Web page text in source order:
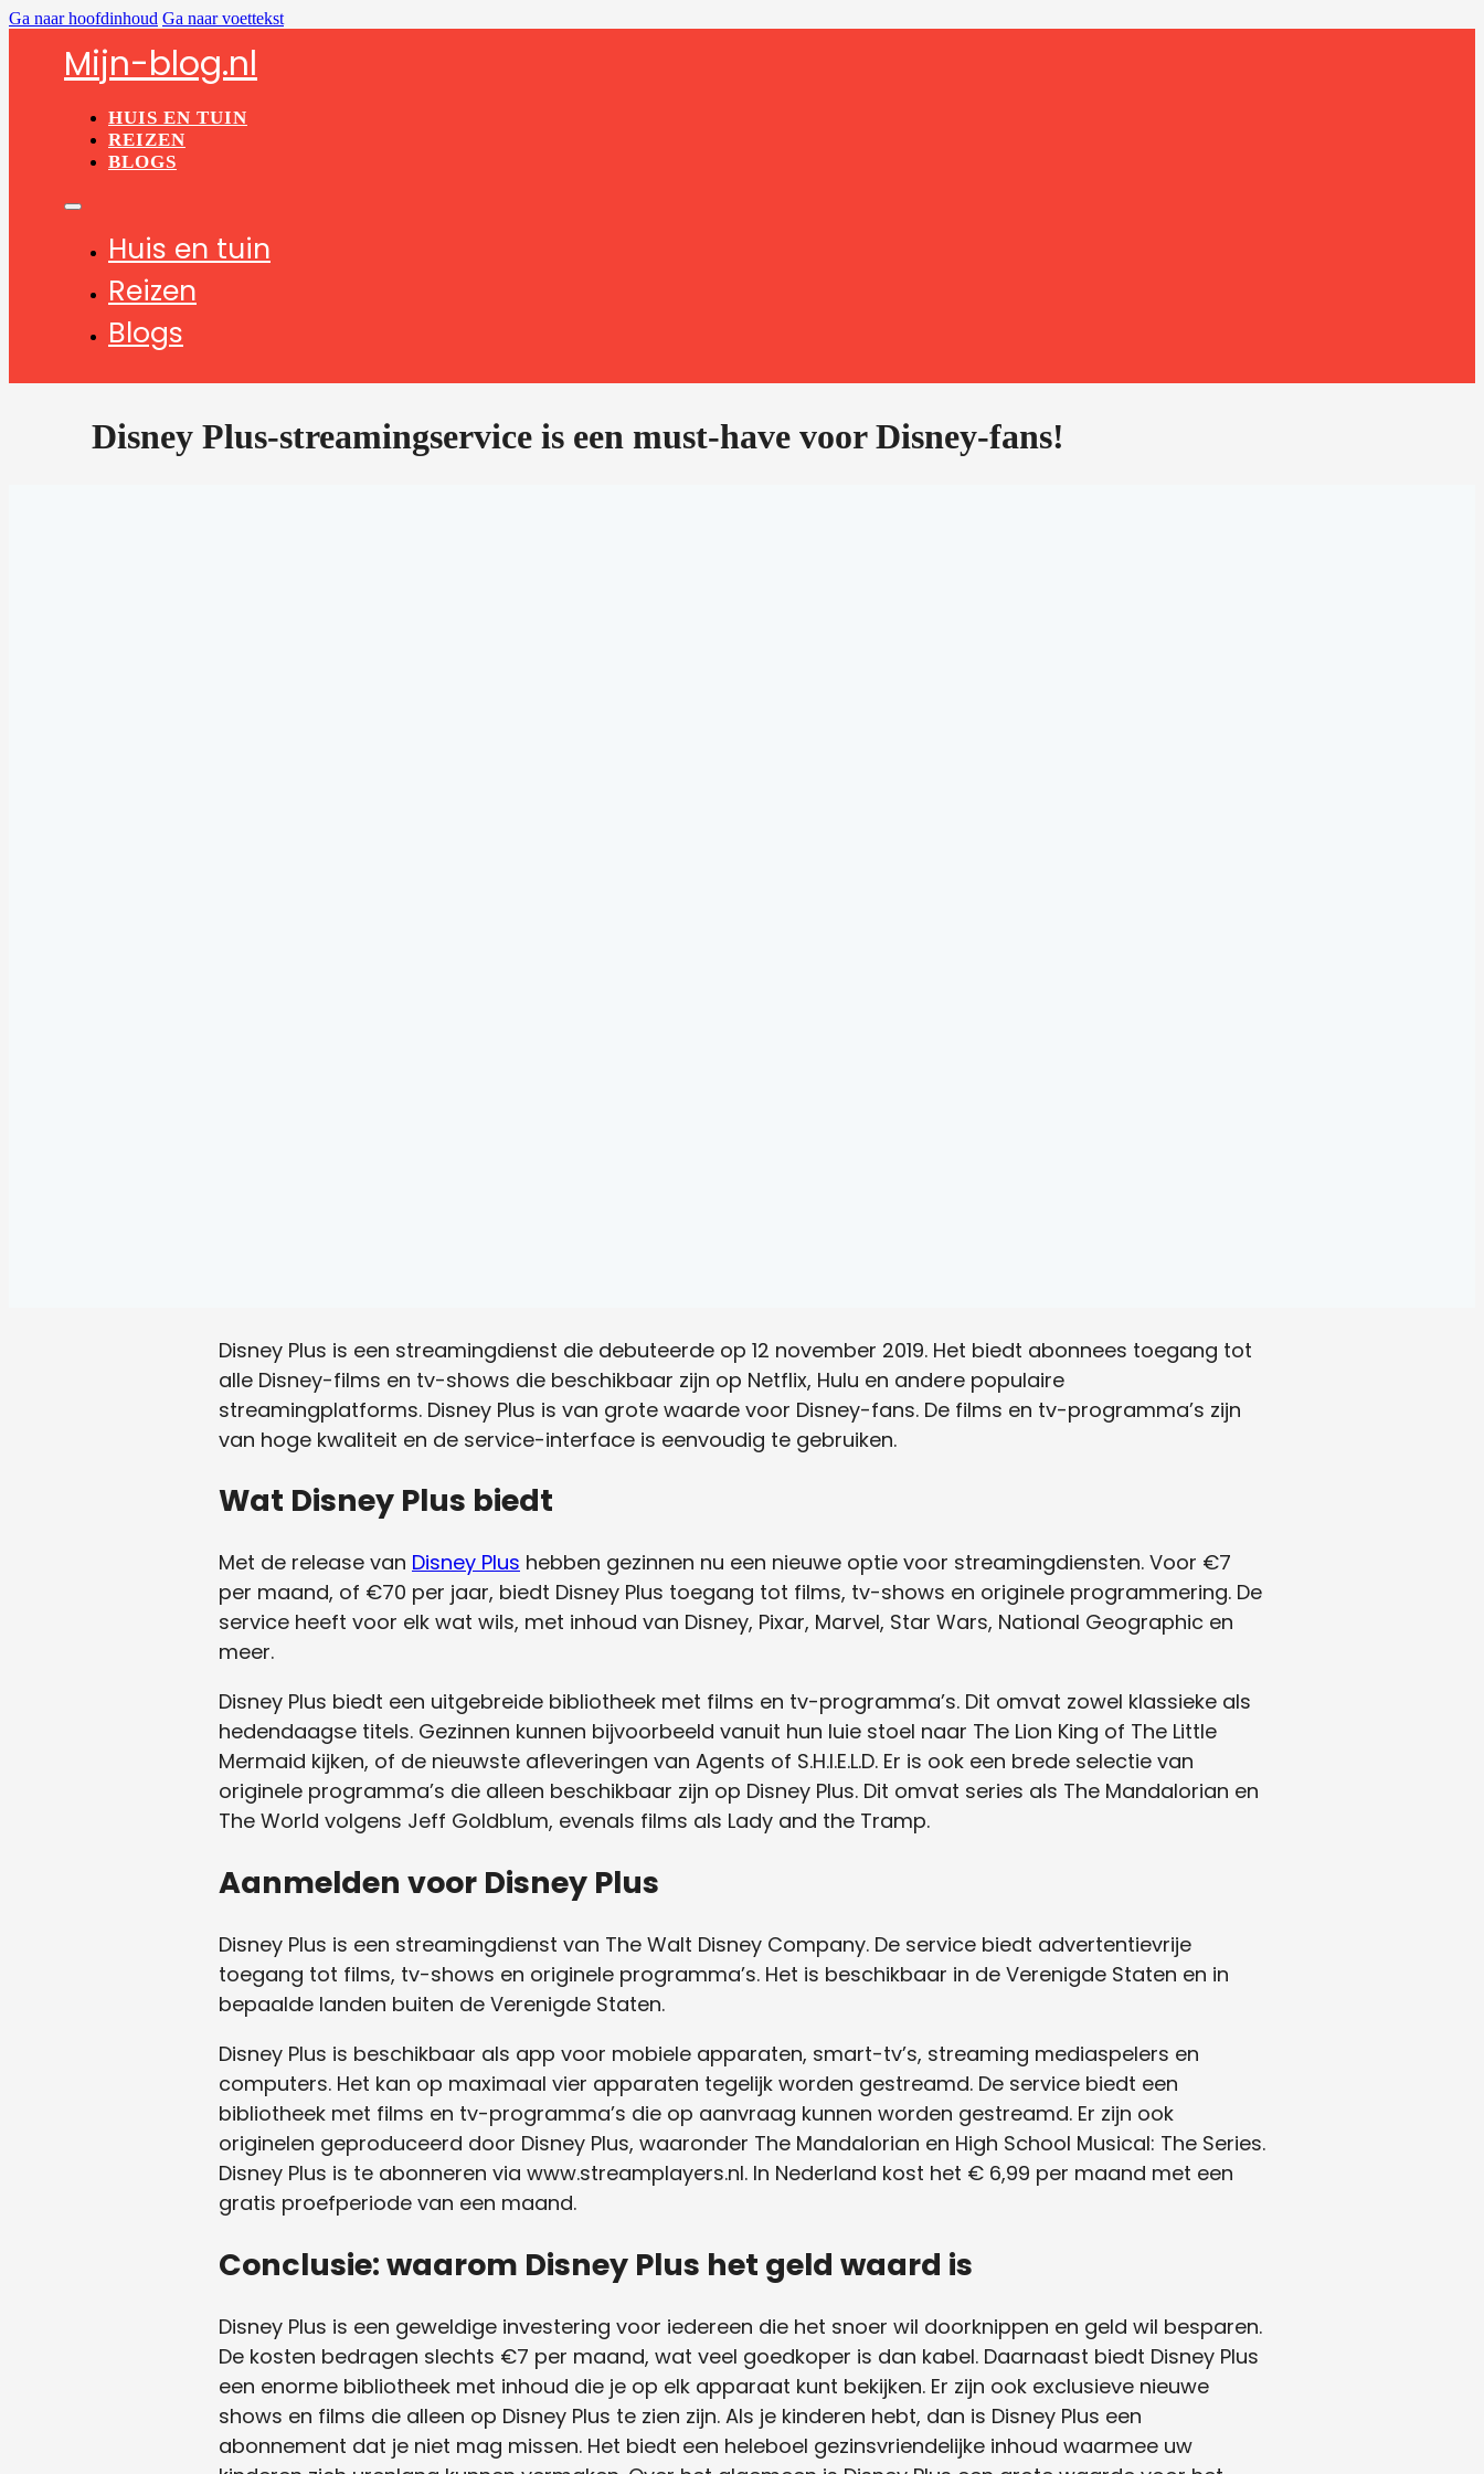
Ga naar hoofdinhoud Ga naar voettekst
Mijn-blog.nl
HUIS EN TUIN
REIZEN
BLOGS
Huis en tuin
Reizen
Blogs
Disney Plus-streamingservice is een must-have voor Disney-fans!
Disney Plus is een streamingdienst die debuteerde op 12 november 2019. Het biedt abonnees toegang tot
alle Disney-films en tv-shows die beschikbaar zijn op Netflix, Hulu en andere populaire
streamingplatforms. Disney Plus is van grote waarde voor Disney-fans. De films en tv-programma’s zijn
van hoge kwaliteit en de service-interface is eenvoudig te gebruiken.
Wat Disney Plus biedt
Met de release van Disney Plus hebben gezinnen nu een nieuwe optie voor streamingdiensten. Voor €7
per maand, of €70 per jaar, biedt Disney Plus toegang tot films, tv-shows en originele programmering. De
service heeft voor elk wat wils, met inhoud van Disney, Pixar, Marvel, Star Wars, National Geographic en
meer.
Disney Plus biedt een uitgebreide bibliotheek met films en tv-programma’s. Dit omvat zowel klassieke als
hedendaagse titels. Gezinnen kunnen bijvoorbeeld vanuit hun luie stoel naar The Lion King of The Little
Mermaid kijken, of de nieuwste afleveringen van Agents of S.H.I.E.L.D. Er is ook een brede selectie van
originele programma’s die alleen beschikbaar zijn op Disney Plus. Dit omvat series als The Mandalorian en
The World volgens Jeff Goldblum, evenals films als Lady and the Tramp.
Aanmelden voor Disney Plus
Disney Plus is een streamingdienst van The Walt Disney Company. De service biedt advertentievrije
toegang tot films, tv-shows en originele programma’s. Het is beschikbaar in de Verenigde Staten en in
bepaalde landen buiten de Verenigde Staten.
Disney Plus is beschikbaar als app voor mobiele apparaten, smart-tv’s, streaming mediaspelers en
computers. Het kan op maximaal vier apparaten tegelijk worden gestreamd. De service biedt een
bibliotheek met films en tv-programma’s die op aanvraag kunnen worden gestreamd. Er zijn ook
originelen geproduceerd door Disney Plus, waaronder The Mandalorian en High School Musical: The Series.
Disney Plus is te abonneren via www.streamplayers.nl. In Nederland kost het € 6,99 per maand met een
gratis proefperiode van een maand.
Conclusie: waarom Disney Plus het geld waard is
Disney Plus is een geweldige investering voor iedereen die het snoer wil doorknippen en geld wil besparen.
De kosten bedragen slechts €7 per maand, wat veel goedkoper is dan kabel. Daarnaast biedt Disney Plus
een enorme bibliotheek met inhoud die je op elk apparaat kunt bekijken. Er zijn ook exclusieve nieuwe
shows en films die alleen op Disney Plus te zien zijn. Als je kinderen hebt, dan is Disney Plus een
abonnement dat je niet mag missen. Het biedt een heleboel gezinsvriendelijke inhoud waarmee uw